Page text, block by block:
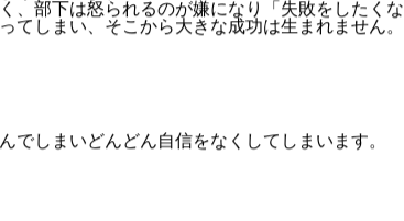
う発言ですね。
部下は怒られるのが嫌になり「失敗をしたく
てしまい、そこから大きな成功は生まれません。
でしまいどんどん自信をなくしてしまいます。